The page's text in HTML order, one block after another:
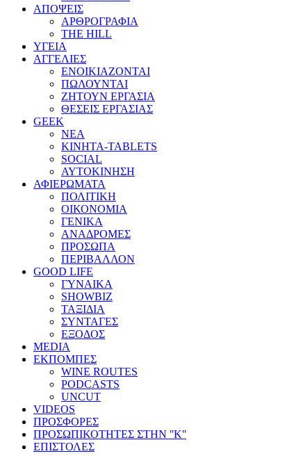
ΑΠΟΨΕΙΣ
ΑΡΘΡΟΓΡΑΦΙΑ
THE HILL
ΥΓΕΙΑ
ΑΓΓΕΛΙΕΣ
ΕΝΟΙΚΙΑΖΟΝΤΑΙ
ΠΩΛΟΥΝΤΑΙ
ΖΗΤΟΥΝ ΕΡΓΑΣΙΑ
ΘΕΣΕΙΣ ΕΡΓΑΣΙΑΣ
GEEK
ΝΕΑ
ΚΙΝΗΤΑ-TABLETS
SOCIAL
ΑΥΤΟΚΙΝΗΣΗ
ΑΦΙΕΡΩΜΑΤΑ
ΠΟΛΙΤΙΚΗ
ΟΙΚΟΝΟΜΙΑ
ΓΕΝΙΚΑ
ΑΝΑΔΡΟΜΕΣ
ΠΡΟΣΩΠΑ
ΠΕΡΙΒΑΛΛΟΝ
GOOD LIFE
ΓΥΝΑΙΚΑ
SHOWBIZ
ΤΑΞΙΔΙΑ
ΣΥΝΤΑΓΕΣ
ΕΞΟΔΟΣ
MEDIA
ΕΚΠΟΜΠΕΣ
WINE ROUTES
PODCASTS
UNCUT
VIDEOS
ΠΡΟΣΦΟΡΕΣ
ΠΡΟΣΩΠΙΚΟΤΗΤΕΣ ΣΤΗΝ ''Κ''
ΕΠΙΣΤΟΛΕΣ